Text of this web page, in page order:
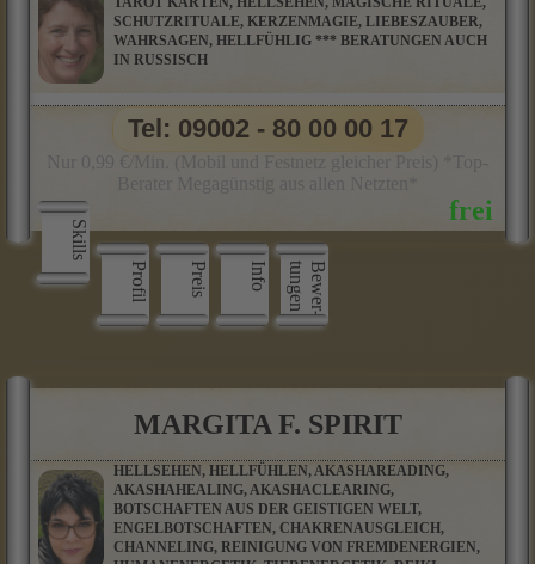
SCHUTZRITUALE, KERZENMAGIE, LIEBESZAUBER,
WAHRSAGEN, HELLFÜHLIG *** BERATUNGEN AUCH
IN RUSSISCH
Skills
Profil
Preis Info B
e
w
e
r
­
t
u
n
g
e
n
Tel: 09002 - 80 00 00 17
MARGITA F. SPIRIT
HELLSEHEN, HELLFÜHLEN, AKASHAREADING,
AKASHAHEALING, AKASHACLEARING,
BOTSCHAFTEN AUS DER GEISTIGEN WELT,
ENGELBOTSCHAFTEN, CHAKRENAUSGLEICH,
CHANNELING, REINIGUNG VON FREMDENERGIEN,